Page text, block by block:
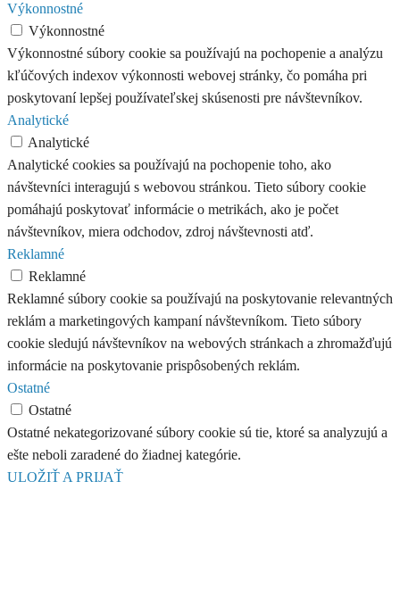
Výkonnostné
Výkonnostné
Výkonnostné súbory cookie sa používajú na pochopenie a analýzu
kľúčových indexov výkonnosti webovej stránky, čo pomáha pri
poskytovaní lepšej používateľskej skúsenosti pre návštevníkov.
Analytické
Analytické
Analytické cookies sa používajú na pochopenie toho, ako
návštevníci interagujú s webovou stránkou. Tieto súbory cookie
pomáhajú poskytovať informácie o metrikách, ako je počet
návštevníkov, miera odchodov, zdroj návštevnosti atď.
Reklamné
Reklamné
Reklamné súbory cookie sa používajú na poskytovanie relevantných
reklám a marketingových kampaní návštevníkom. Tieto súbory
cookie sledujú návštevníkov na webových stránkach a zhromažďujú
informácie na poskytovanie prispôsobených reklám.
Ostatné
Ostatné
Ostatné nekategorizované súbory cookie sú tie, ktoré sa analyzujú a
ešte neboli zaradené do žiadnej kategórie.
ULOŽIŤ A PRIJAŤ